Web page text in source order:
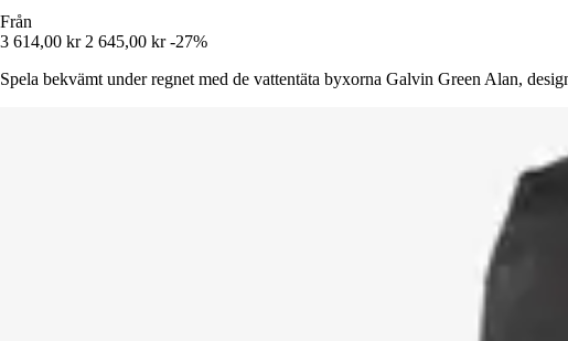
Från
3 614,00 kr 2 645,00 kr -27%
Spela bekvämt under regnet med de vattentäta byxorna Galvin Green Alan,